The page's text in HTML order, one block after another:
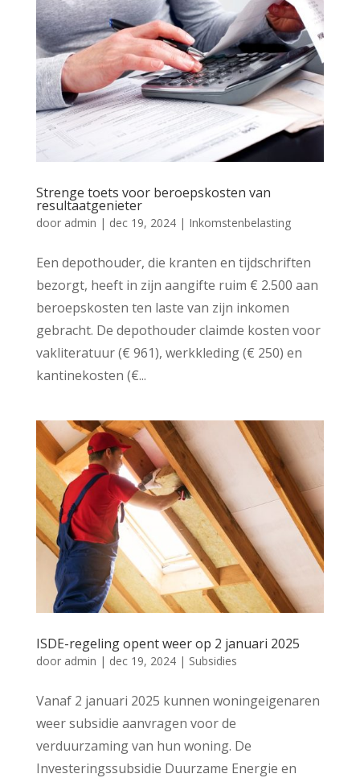
Strenge toets voor beroepskosten van
resultaatgenieter
door admin | dec 19, 2024| Inkomstenbelasting
Een depothouder, die kranten en tijdschriften
bezorgt, heeft in zijn aangifte ruim € 2.500 aan
beroepskosten ten laste van zijn inkomen
gebracht. De depothouder claimde kosten voor
vakliteratuur (€ 961), werkkleding (€ 250) en
kantinekosten (€...
ISDE-regeling opent weer op 2 januari 2025
door admin | dec 19, 2024| Subsidies
Vanaf 2 januari 2025 kunnen woningeigenaren
weer subsidie aanvragen voor de
verduurzaming van hun woning. De
Investeringssubsidie Duurzame Energie en